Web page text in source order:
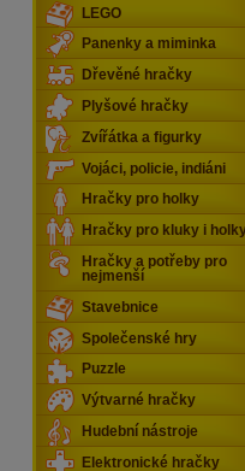
LEGO
Panenky a miminka
Dřevěné hračky
Plyšové hračky
Zvířátka a figurky
Vojáci, policie, indiáni
Hračky pro holky
Hračky pro kluky i
Hračky a potřeby pro
nejmenší
Stavebnice
Společenské hry
Puzzle
Výtvarné hračky
Hudební nástroje
Elektronické hračky